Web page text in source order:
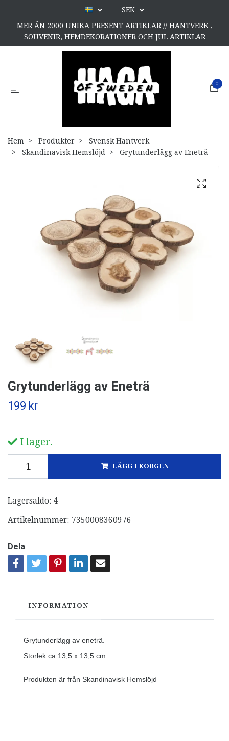
SEK
MER ÄN 2000 UNIKA PRESENT ARTIKLAR // HANTVERK ,
SOUVENIR, HEMDEKORATIONER OCH JUL ARTIKLAR
0
Hem Produkter
Svensk Hantverk
Skandinavisk Hemslöjd
Grytunderlägg av Eneträ
Grytunderlägg av Eneträ
199 kr
I lager.
LÄGG I KORGEN
Lagersaldo: 4
Artikelnummer: 7350008360976
Dela
INFORMATION
Grytunderlägg av eneträ.
Storlek ca 13,5 x 13,5 cm
Produkten är från Skandinavisk Hemslöjd